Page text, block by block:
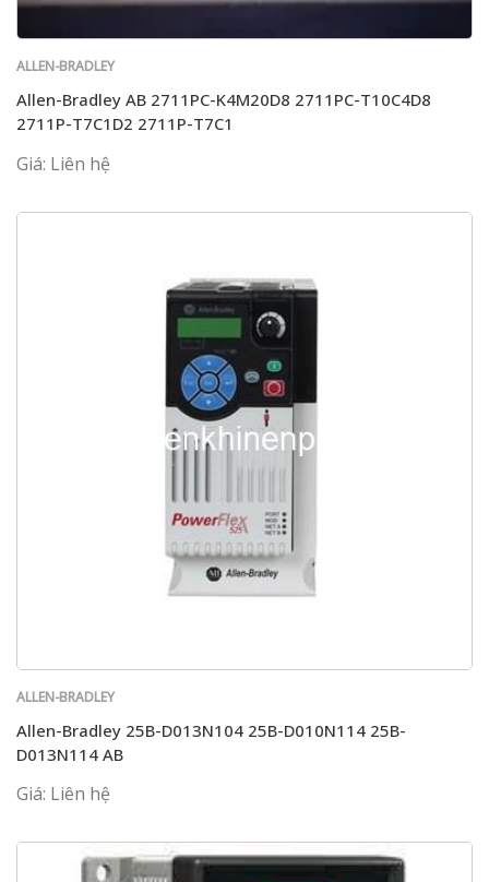
ALLEN-BRADLEY
Allen-Bradley AB 2711PC-K4M20D8 2711PC-T10C4D8
2711P-T7C1D2 2711P-T7C1
Giá: Liên hệ
ALLEN-BRADLEY
Allen-Bradley 25B-D013N104 25B-D010N114 25B-
D013N114 AB
Giá: Liên hệ